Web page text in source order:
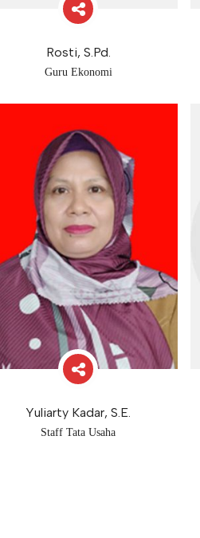
Rosti, S.Pd.
Guru Ekonomi
Yuliarty Kadar, S.E.
Staff Tata Usaha